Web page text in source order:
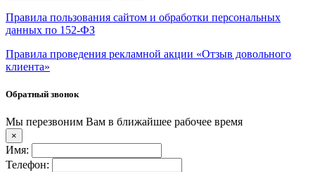
Правила пользования сайтом и обработки персональных
данных по 152-ФЗ
Правила проведения рекламной акции «Отзыв довольного
клиента»
Обратный звонок
Мы перезвоним Вам в ближайшее рабочее время
×
Имя:
Телефон: